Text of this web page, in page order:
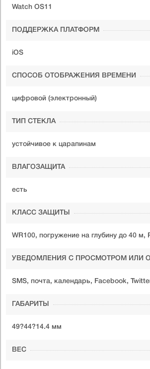
Watch OS11
ПОДДЕРЖКА ПЛАТФОРМ
iOS
СПОСОБ ОТОБРАЖЕНИЯ ВРЕМЕНИ
цифровой (электронный)
ТИП СТЕКЛА
устойчивое к царапинам
ВЛАГОЗАЩИТА
есть
КЛАСС ЗАЩИТЫ
WR100, погружение на глубину до 40 м,
УВЕДОМЛЕНИЯ С ПРОСМОТРОМ ИЛИ
SMS, почта, календарь, Facebook,
ГАБАРИТЫ
49?44?14.4 мм
ВЕС